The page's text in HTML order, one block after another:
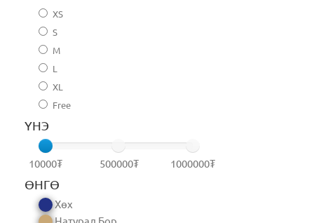
XS
S
M
L
XL
Free
ҮНЭ
10000₮ 500000₮ 1000000₮
ӨНГӨ
Хөх